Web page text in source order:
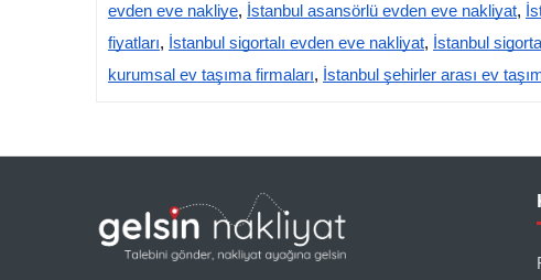
evden eve nakliye, İstanbul asansörlü evden eve nakliyat,
fiyatları, İstanbul sigortalı evden eve nakliyat, İstanbul
kurumsal ev taşıma firmaları, İstanbul şehirler arası ev